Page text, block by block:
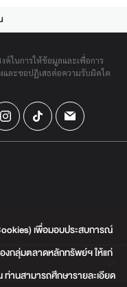
ในการให้ข้อมูลและเพื่อการ
และขอปฏิเสธต่อความรับผิดใด
เพื่อมอบประสบการณ์
งกลุ่มตลาดหลักทรัพย์ฯ ให้แก่
ท่านสามารถศึกษารายละเอียด